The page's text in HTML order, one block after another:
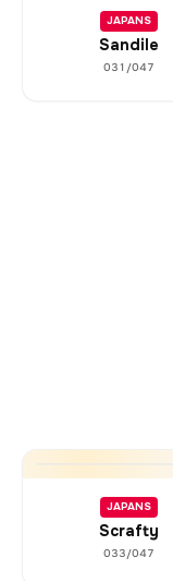
JAPANS
Sandile
031/047
JAPANS
Scrafty
033/047